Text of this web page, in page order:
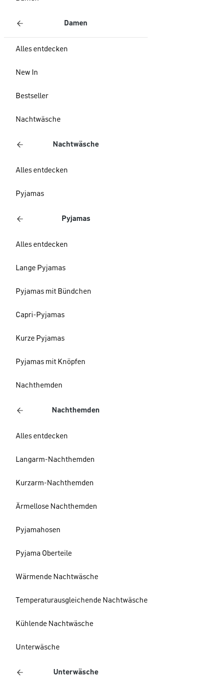
Damen
Alles entdecken
New In
Bestseller
Nachtwäsche
Nachtwäsche
Alles entdecken
Pyjamas
Pyjamas
Alles entdecken
Lange Pyjamas
Pyjamas mit Bündchen
Capri-Pyjamas
Kurze Pyjamas
Pyjamas mit Knöpfen
Nachthemden
Nachthemden
Alles entdecken
Langarm-Nachthemden
Kurzarm-Nachthemden
Ärmellose Nachthemden
Pyjamahosen
Pyjama Oberteile
Wärmende Nachtwäsche
Temperaturausgleichende Nachtwäsche
Kühlende Nachtwäsche
Unterwäsche
Unterwäsche